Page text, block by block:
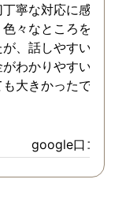
丁寧な対応に感謝し
色々なところを探し
が、話しやすいこと
がわかりやすいこと
も大きかったです。
google口コミ